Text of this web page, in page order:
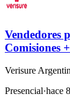
Vendedores
Comisiones
Verisure
Presencial·hace